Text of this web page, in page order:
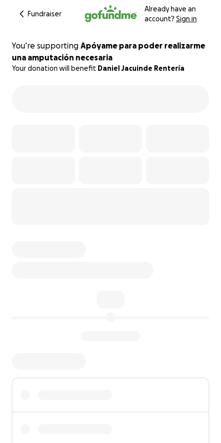
Fundraiser
Already have an
account? Sign in
You’re supporting Apóyame para poder realizarme
una amputación necesaria
Your donation will benefit Daniel Jacuinde Rentería